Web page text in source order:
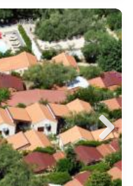
Next